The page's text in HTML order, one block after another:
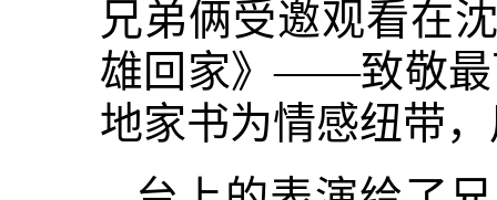
兄弟俩受邀观看在
雄回家》——致敬最
地家书为情感纽带